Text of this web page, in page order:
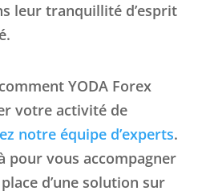
leur tranquillité d’esprit
YODA Forex
votre activité de
notre équipe d’experts.
pour vous accompagner
d’une solution sur